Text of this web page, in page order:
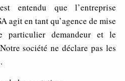
entendu que l’entreprise
agit en tant qu’agence de mise
demandeur et le
société ne déclare pas les